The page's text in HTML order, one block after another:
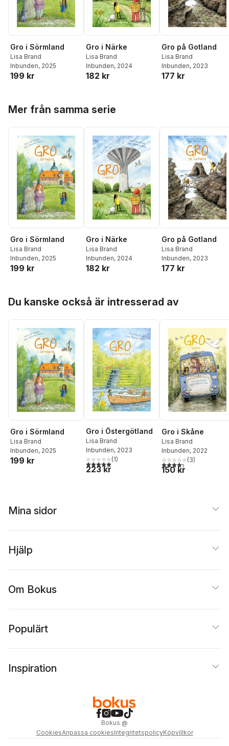
Gro i Sörmland
Lisa Brand
Inbunden, 2025
199 kr
Gro i Närke
Lisa Brand
Inbunden, 2024
182 kr
Gro på Gotland
Lisa Brand
Inbunden, 2023
177 kr
Mer från samma serie
Gro i Sörmland
Lisa Brand
Inbunden, 2025
199 kr
Gro i Närke
Lisa Brand
Inbunden, 2024
182 kr
Gro på Gotland
Lisa Brand
Inbunden, 2023
177 kr
Du kanske också är intresserad av
Gro i Sörmland
Lisa Brand
Inbunden, 2025
199 kr
Gro i Östergötland
Lisa Brand
Inbunden, 2023
5,0utav 5 stjärnor. Totalt antal röster:
(1)
223 kr
Gro i Skåne
Lisa Brand
Inbunden, 2022
4,3utav 5 stjärnor.
(3)
150 kr
Mina sidor
Hjälp
Om Bokus
Populärt
Inspiration
Bokus @
CookiesAnpassa cookiesIntegritetspolicyKöpvillkor